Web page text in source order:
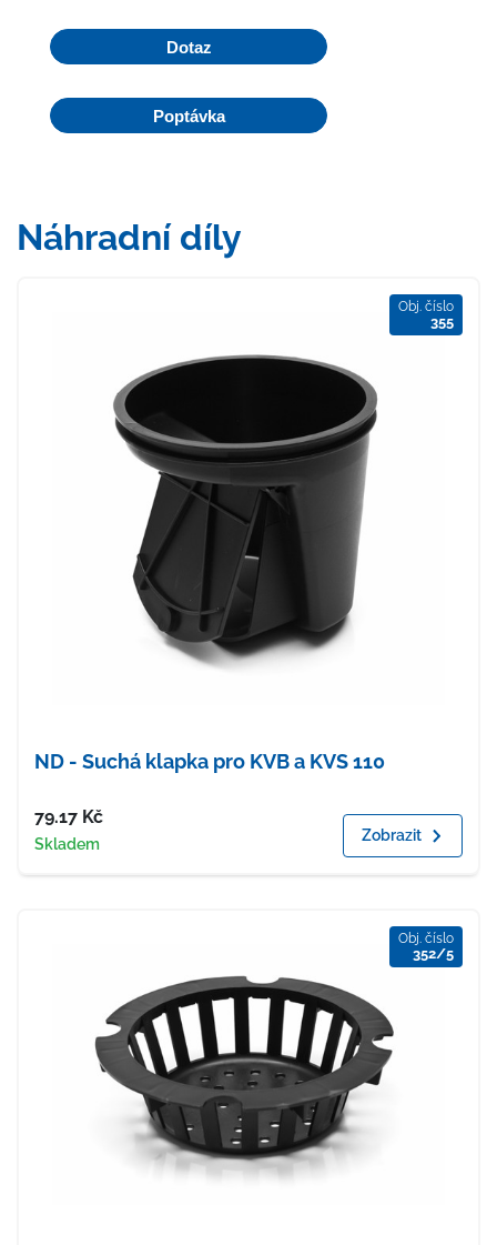
Dotaz
Poptávka
Náhradní díly
Obj. číslo
355
ND - Suchá klapka pro KVB a KVS 110
Cena
79.17 Kč
Dostupnost
Skladem Zobrazit
Obj. číslo
352/5